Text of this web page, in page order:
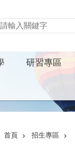
研習專區
首頁 招生專區